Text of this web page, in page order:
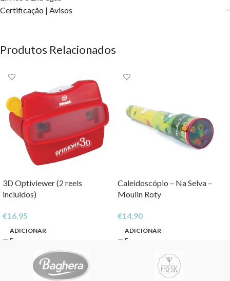
Certificação | Avisos
Produtos Relacionados
3D Optiviewer (2 reels
incluidos)
€16,95
ADICIONAR
Caleidoscópio – Na Selva –
Moulin Roty
€14,90
ADICIONAR